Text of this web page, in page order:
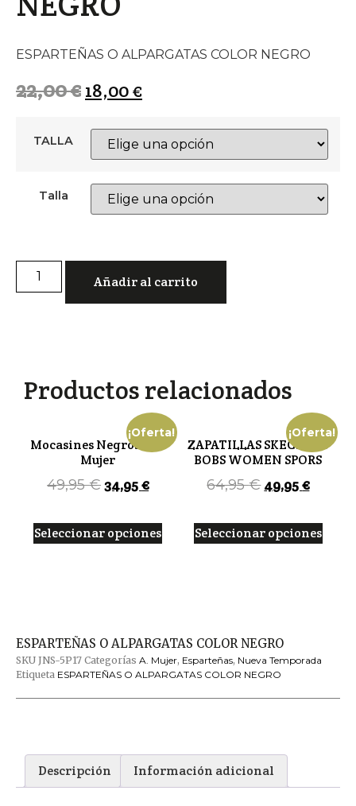
ESPARTEÑAS O ALPARGATAS COLOR NEGRO
22,00€ 18,00€
TALLA
Talla
ESPARTEÑAS
ALPARGATAS
Añadir al carrito
Productos relacionados
¡Oferta!
Mocasines Negros XTI
Mujer
49,95€34,95€
Seleccionar opciones
¡Oferta!
ZAPATILLAS SKECHERS
BOBS WOMEN SPORS
64,95€ 49,95€
Seleccionar opciones
ESPARTEÑAS O ALPARGATAS COLOR NEGRO
SKU JNS-5P17 Categorías A. Mujer, Esparteñas, Nueva Temporada
Etiqueta ESPARTEÑAS O ALPARGATAS COLOR NEGRO
Descripción Información adicional